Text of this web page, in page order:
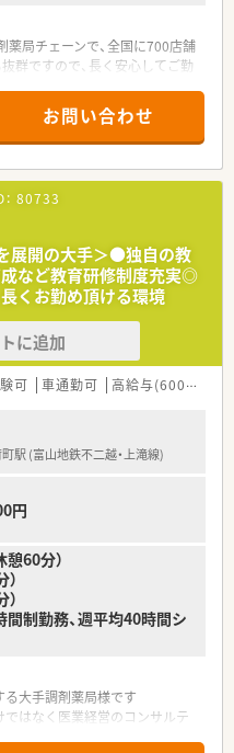
局チェーンで、全国に700店舗
群ですので、長く安心してご勤
ル」駅 より徒歩4分と通勤便利！
面しておりキレイな街並みで
機関でも安心してお通いいた
ています。枚数は約40～50枚/
ョンの時間を確保しています。
イベート充実できる環境がご
間での情報・ノウハウの共有に
者様とのコミュニケーションの
菌調剤室やクリーンベンチを設
た、在宅医療研修も実施するこ
います
追求していくキャリア、薬局長
ント力」を高めていくキャリア
お問い合わせ
80733
展開の大手＞●独自の教
など教育研修制度充実◎
くお勤め頂ける環境
に追加
可 車通勤可 高給与(600万円以上)
駅 (富山地鉄不二越・上滝線)
円
60分）
制勤務、週平均40時間シ
大手調剤薬局様です
はなく医業経営のコンサルテ